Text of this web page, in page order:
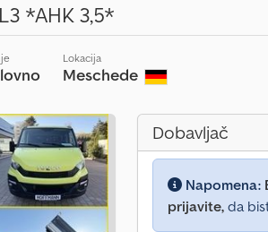
*AHK 3,5*
Lokacija
Meschede
Dobavljač
Napomena:
prijavite, da